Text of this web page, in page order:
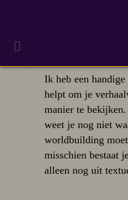
Ik heb een
helpt om je
manier te
weet je nog niet
worldbuilding
misschien bestaat
alleen nog uit